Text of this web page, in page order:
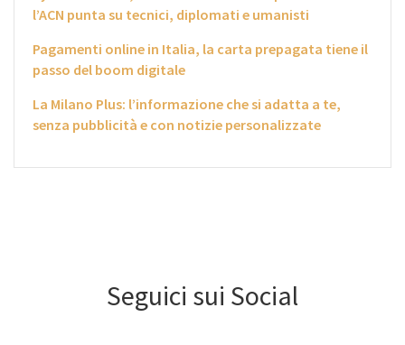
l’ACN punta su tecnici, diplomati e umanisti
Pagamenti online in Italia, la carta prepagata tiene il
passo del boom digitale
La Milano Plus: l’informazione che si adatta a te,
senza pubblicità e con notizie personalizzate
Seguici sui Social